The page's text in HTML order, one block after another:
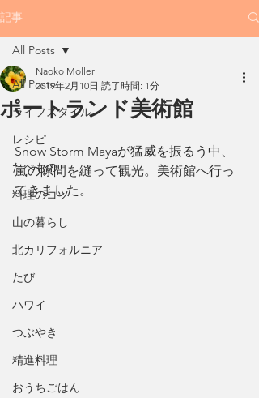
記事
All Posts
ライフスタイル
レシピ
たべもの
料理のコツ
山の暮らし
北カリフォルニア
たび
ハワイ
つぶやき
精進料理
おうちごはん
All Posts
ポートランド美術館
Naoko Moller
2019年2月10日 読了時間: 1分
Snow Storm Mayaが猛威を振るう中、
嵐の隙間を縫って観光。美術館へ行っ
てきました。